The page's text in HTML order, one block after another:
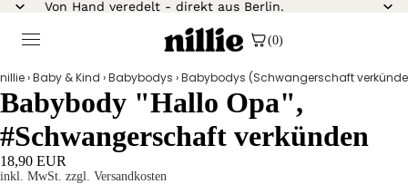
Von Hand veredelt - direkt aus Berlin.
(0)
nillie›Baby & Kind ›Babybodys ›Babybodys (Schwangerschaft
Babybody "Hallo Opa",
#Schwangerschaft verkünden
18,90 EUR
inkl. MwSt. zzgl. Versandkosten